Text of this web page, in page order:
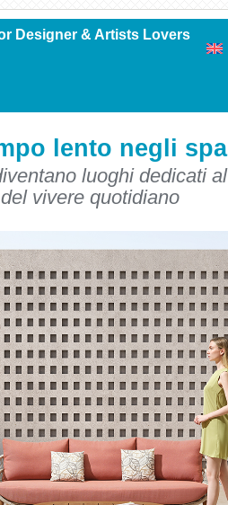
Designer & Artists Lovers
lento negli
luoghi dedicati
vivere quotidiano